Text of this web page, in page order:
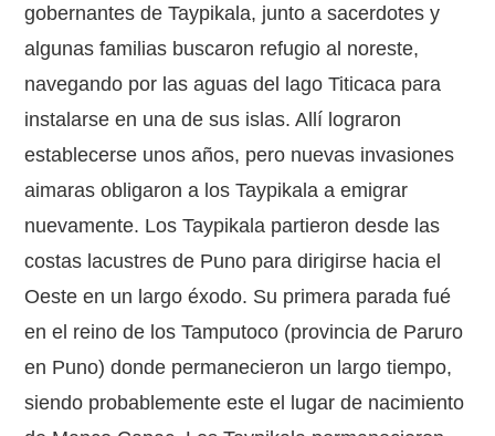
gobernantes de Taypikala, junto a sacerdotes y
algunas familias buscaron refugio al noreste,
navegando por las aguas del lago Titicaca para
instalarse en una de sus islas. Allí lograron
establecerse unos años, pero nuevas invasiones
aimaras obligaron a los Taypikala a emigrar
nuevamente. Los Taypikala partieron desde las
costas lacustres de Puno para dirigirse hacia el
Oeste en un largo éxodo. Su primera parada fué
en el reino de los Tamputoco (provincia de Paruro
en Puno) donde permanecieron un largo tiempo,
siendo probablemente este el lugar de nacimiento